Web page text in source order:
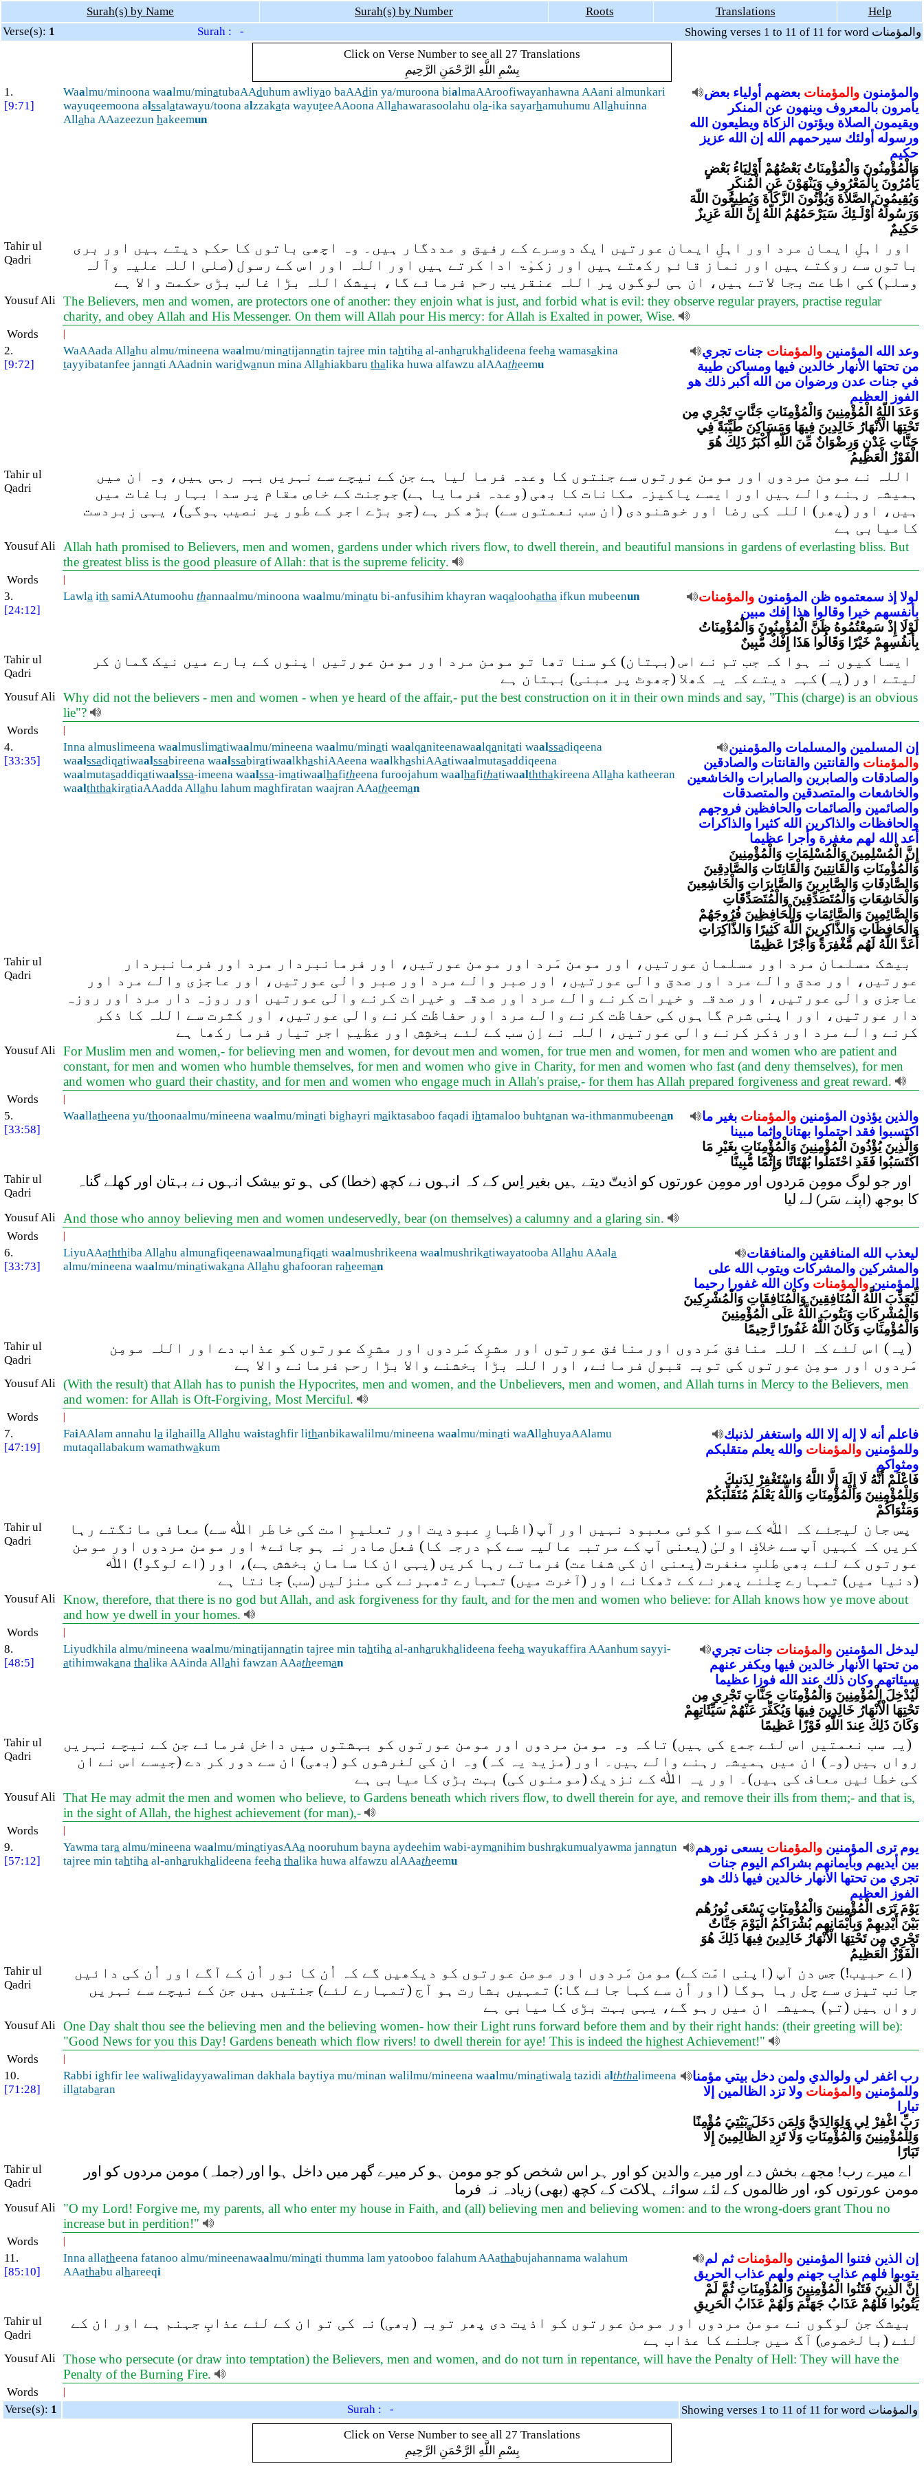
Surah(s) by Name Surah(s) by Number Roots Translations
Help
Verse(s): 1 Surah : -
Showing verses 1 to 11 of 11 for word والمؤمنات
Click on Verse Number to see all 27 Translations
بِسْمِ اللَّهِ الرَّحْمَنِ الرَّحِيمِ
1.
[9:71]
Waalmu/minoona waalmu/minatubaAAduhum awliyao baAAdin ya/muroona bialmaAAroofiwayanhawna AAani almunkari
wayuqeemoona alssalatawayu/toona alzzakata wayuteeAAoona Allahawarasoolahu ola-ika sayarhamuhumu Allahuinna
Allaha AAazeezun hakeemun
والمؤمنون والمؤمنات بعضهم أولياء بعض
يأمرون بالمعروف وينهون عن المنكر
ويقيمون الصلاة ويؤتون الزكاة ويطيعون الله
ورسوله أولئك سيرحمهم الله إن الله عزيز
حكيم
وَالْمُؤْمِنُونَ وَالْمُؤْمِنَاتُ بَعْضُهُمْ أَوْلِيَاءُ بَعْضٍ
يَأْمُرُونَ بِالْمَعْرُوفِ وَيَنْهَوْنَ عَنِ الْمُنكَرِ
وَيُقِيمُونَ الصَّلاَةَ وَيُؤْتُونَ الزَّكَاةَ وَيُطِيعُونَ اللّهَ
وَرَسُولَهُ أُوْلَـئِكَ سَيَرْحَمُهُمُ اللّهُ إِنَّ اللّهَ عَزِيزٌ
حَكِيمٌ
Tahir ul
Qadri
اور اہلِ ایمان مرد اور اہلِ ایمان عورتیں ایک دوسرے کے رفیق و مددگار ہیں۔ وہ اچھی باتوں کا حکم دیتے ہیں اور بری
باتوں سے روکتے ہیں اور نماز قائم رکھتے ہیں اور زکوٰۃ ادا کرتے ہیں اور اللہ اور اس کے رسول (صلی اللہ علیہ وآلہ
وسلم) کی اطاعت بجا لاتے ہیں، ان ہی لوگوں پر اللہ عنقریب رحم فرمائے گا، بیشک اللہ بڑا غالب بڑی حکمت والا ہے
Yousuf Ali The Believers, men and women, are protectors one of another: they enjoin what is just, and forbid what is evil: they observe regular prayers, practise regular
charity, and obey Allah and His Messenger. On them will Allah pour His mercy: for Allah is Exalted in power, Wise.
Words |
2.
[9:72]
WaAAada Allahu almu/mineena waalmu/minatijannatin tajree min tahtiha al-anharukhalideena feeha wamasakina
tayyibatanfee jannati AAadnin waridwanun mina Allahiakbaru thalika huwa alfawzu alAAatheemu
وعد الله المؤمنين والمؤمنات جنات تجري
من تحتها الأنهار خالدين فيها ومساكن طيبة
في جنات عدن ورضوان من الله أكبر ذلك هو
الفوز
العظيم
وَعَدَ اللّهُ الْمُؤْمِنِينَ وَالْمُؤْمِنَاتِ جَنَّاتٍ تَجْرِي مِن
تَحْتِهَا الْأَنْهَارُ خَالِدِينَ فِيهَا وَمَسَاكِنَ طَيِّبَةً فِي
جَنَّاتِ عَدْنٍ وَرِضْوَانٌ مِّنَ اللّهِ أَكْبَرُ ذَلِكَ هُوَ
الْفَوْزُ الْعَظِيمُ
Tahir ul
Qadri
اللہ نے مومن مردوں اور مومن عورتوں سے جنتوں کا وعدہ فرما لیا ہے جن کے نیچے سے نہریں بہہ رہی ہیں، وہ ان میں
ہمیشہ رہنے والے ہیں اور ایسے پاکیزہ مکانات کا بھی (وعدہ فرمایا ہے) جوجنت کے خاص مقام پر سدا بہار باغات میں
ہیں، اور (پھر) اللہ کی رضا اور خوشنودی (ان سب نعمتوں سے) بڑھ کر ہے (جو بڑے اجر کے طور پر نصیب ہوگی)، یہی زبردست
کامیابی ہے
Yousuf Ali
Allah hath promised to Believers, men and women, gardens under which rivers flow, to dwell therein, and beautiful mansions in gardens of everlasting bliss. But
the greatest bliss is the good pleasure of Allah: that is the supreme felicity.
Words |
3.
[24:12]
Lawla ith samiAAtumoohu thannaalmu/minoona waalmu/minatu bi-anfusihim khayran waqaloohatha ifkun mubeenun لولا إذ سمعتموه ظن المؤمنون والمؤمنات
بأنفسهم خيرا وقالوا هذا إفك مبين
لَوْلَا إِذْ سَمِعْتُمُوهُ ظَنَّ الْمُؤْمِنُونَ وَالْمُؤْمِنَاتُ
بِأَنفُسِهِمْ خَيْرًا وَقَالُوا هَذَا إِفْكٌ مُّبِينٌ
Tahir ul
Qadri
ایسا کیوں نہ ہوا کہ جب تم نے اس (بہتان) کو سنا تھا تو مومن مرد اور مومن عورتیں اپنوں کے بارے میں نیک گمان کر
لیتے اور (یہ) کہہ دیتے کہ یہ کھلا (جھوٹ پر مبنی) بہتان ہے
Yousuf Ali Why did not the believers - men and women - when ye heard of the affair,- put the best construction on it in their own minds and say, "This (charge) is an obvious
lie"?
Words |
4.
[33:35]
Inna almuslimeena waalmuslimatiwaalmu/mineena waalmu/minati waalqaniteenawaalqanitati waalssadiqeena
waalssadiqatiwaalssabireena waalssabiratiwaalkhashiAAeena waalkhashiAAatiwaalmutasaddiqeena
waalmutasaddiqatiwaalssa-imeena waalssa-imatiwaalhafitheena furoojahum waalhafithatiwaalththakireena Allaha katheeran
waalththakiratiaAAadda Allahu lahum maghfiratan waajran AAatheeman
إن المسلمين والمسلمات والمؤمنين
والمؤمنات والقانتين والقانتات والصادقين
والصادقات والصابرين والصابرات والخاشعين
والخاشعات والمتصدقين والمتصدقات
والصائمين والصائمات والحافظين فروجهم
والحافظات والذاكرين الله كثيرا
والذاكرات
أعد الله لهم مغفرة وأجرا
عظيما
إِنَّ الْمُسْلِمِينَ وَالْمُسْلِمَاتِ وَالْمُؤْمِنِينَ
وَالْمُؤْمِنَاتِ وَالْقَانِتِينَ وَالْقَانِتَاتِ وَالصَّادِقِينَ
وَالصَّادِقَاتِ وَالصَّابِرِينَ وَالصَّابِرَاتِ وَالْخَاشِعِينَ
وَالْخَاشِعَاتِ وَالْمُتَصَدِّقِينَ وَالْمُتَصَدِّقَاتِ
وَالصَّائِمِينَ وَالصَّائِمَاتِ وَالْحَافِظِينَ فُرُوجَهُمْ
وَالْحَافِظَاتِ وَالذَّاكِرِينَ اللَّهَ كَثِيرًا وَالذَّاكِرَاتِ
أَعَدَّ اللَّهُ لَهُم مَّغْفِرَةً وَأَجْرًا عَظِيمًا
Tahir ul
Qadri
بیشک مسلمان مرد اور مسلمان عورتیں، اور مومن مَرد اور مومن عورتیں، اور فرمانبردار مرد اور فرمانبردار
عورتیں، اور صدق والے مرد اور صدق والی عورتیں، اور صبر والے مرد اور صبر والی عورتیں، اور عاجزی والے مرد اور
عاجزی والی عورتیں، اور صدقہ و خیرات کرنے والے مرد اور صدقہ و خیرات کرنے والی عورتیں اور روزہ دار مرد اور روزہ
دار عورتیں، اور اپنی شرم گاہوں کی حفاظت کرنے والے مرد اور حفاظت کرنے والی عورتیں، اور کثرت سے اللہ کا ذکر
کرنے والے مرد اور ذکر کرنے والی عورتیں، اللہ نے اِن سب کے لئے بخشِش اور عظیم اجر تیار فرما رکھا ہے
Yousuf Ali For Muslim men and women,- for believing men and women, for devout men and women, for true men and women, for men and women who are patient and
constant, for men and women who humble themselves, for men and women who give in Charity, for men and women who fast (and deny themselves), for men
and women who guard their chastity, and for men and women who engage much in Allah's praise,- for them has Allah prepared forgiveness and great reward.
Words |
5.
[33:58]
Waallatheena yu/thoonaalmu/mineena waalmu/minati bighayri maiktasaboo faqadi ihtamaloo buhtanan wa-ithmanmubeenan والذين يؤذون المؤمنين والمؤمنات بغير ما
اكتسبوا فقد احتملوا بهتانا وإثما مبينا
وَالَّذِينَ يُؤْذُونَ الْمُؤْمِنِينَ وَالْمُؤْمِنَاتِ بِغَيْرِ مَا
اكْتَسَبُوا فَقَدِ احْتَمَلُوا بُهْتَانًا وَإِثْمًا مُّبِينًا
Tahir ul
Qadri
اور جو لوگ مومِن مَردوں اور مومِن عورتوں کو اذیتّ دیتے ہیں بغیر اِس کے کہ انہوں نے کچھ (خطا) کی ہو تو بیشک انہوں نے بہتان اور کھلے گناہ
کا بوجھ (اپنے سَر) لے لیا
Yousuf Ali And those who annoy believing men and women undeservedly, bear (on themselves) a calumny and a glaring sin.
Words |
6.
[33:73]
LiyuAAaththiba Allahu almunafiqeenawaalmunafiqati waalmushrikeena waalmushrikatiwayatooba Allahu AAala
almu/mineena waalmu/minatiwakana Allahu ghafooran raheeman
ليعذب الله المنافقين والمنافقات
والمشركين والمشركات ويتوب الله على
المؤمنين والمؤمنات وكان الله غفورا
رحيما
لِّيُعَذِّبَ اللَّهُ الْمُنَافِقِينَ وَالْمُنَافِقَاتِ وَالْمُشْرِكِينَ
وَالْمُشْرِكَاتِ وَيَتُوبَ اللَّهُ عَلَى الْمُؤْمِنِينَ
وَالْمُؤْمِنَاتِ وَكَانَ اللَّهُ غَفُورًا رَّحِيمًا
Tahir ul
Qadri
(یہ) اس لئے کہ اللہ منافق مَردوں اورمنافق عورتوں اور مشرِک مَردوں اور مشرِک عورتوں کو عذاب دے اور اللہ مومِن
مَردوں اور مومِن عورتوں کی توبہ قبول فرمائے، اور اللہ بڑا بخشنے والا بڑا رحم فرمانے والا ہے
Yousuf Ali (With the result) that Allah has to punish the Hypocrites, men and women, and the Unbelievers, men and women, and Allah turns in Mercy to the Believers, men
and women: for Allah is Oft-Forgiving, Most Merciful.
Words |
7.
[47:19]
FaiAAlam annahu la ilahaillaAllahu waistaghfir lithanbikawalilmu/mineena waalmu/minati waAllahuyaAAlamu
mutaqallabakum wamathwakum
فاعلم أنه لا إله إلا الله واستغفر لذنبك
وللمؤمنين والمؤمنات والله يعلم متقلبكم
ومثواكم
فَاعْلَمْ أَنَّهُ لَا إِلَهَ إِلَّا اللَّهُ وَاسْتَغْفِرْ لِذَنبِكَ
وَلِلْمُؤْمِنِينَ وَالْمُؤْمِنَاتِ وَاللَّهُ يَعْلَمُ مُتَقَلَّبَكُمْ
وَمَثْوَاكُمْ
Tahir ul
Qadri
پس جان لیجئے کہ اﷲ کے سوا کوئی معبود نہیں اور آپ (اظہارِ عبودیت اور تعلیمِ امت کی خاطر اﷲ سے) معافی مانگتے رہا
کریں کہ کہیں آپ سے خلافِ اولیٰ (یعنی آپ کے مرتبہ عالیہ سے کم درجہ کا) فعل صادر نہ ہو جائے٭ اور مومن مردوں اور مومن
عورتوں کے لئے بھی طلبِ مغفرت (یعنی ان کی شفاعت) فرماتے رہا کریں (یہی ان کا سامانِ بخشش ہے)، اور (اے لوگو!) اﷲ
(دنیا میں) تمہارے چلنے پھرنے کے ٹھکانے اور (آخرت میں) تمہارے ٹھہرنے کی منزلیں (سب) جانتا ہے
Yousuf Ali Know, therefore, that there is no god but Allah, and ask forgiveness for thy fault, and for the men and women who believe: for Allah knows how ye move about
and how ye dwell in your homes.
Words |
8.
[48:5]
Liyudkhila almu/mineena waalmu/minatijannatin tajree min tahtiha al-anharukhalideena feeha wayukaffira AAanhum sayyi-
atihimwakana thalika AAinda Allahi fawzan AAatheeman
ليدخل المؤمنين والمؤمنات جنات تجري
من تحتها الأنهار خالدين فيها ويكفر عنهم
سيئاتهم وكان ذلك عند الله فوزا
عظيما
لِّيُدْخِلَ الْمُؤْمِنِينَ وَالْمُؤْمِنَاتِ جَنَّاتٍ تَجْرِي مِن
تَحْتِهَا الْأَنْهَارُ خَالِدِينَ فِيهَا وَيُكَفِّرَ عَنْهُمْ سَيِّئَاتِهِمْ
وَكَانَ ذَلِكَ عِندَ اللَّهِ فَوْزًا عَظِيمًا
Tahir ul
Qadri
(یہ سب نعمتیں اس لئے جمع کی ہیں) تاکہ وہ مومن مردوں اور مومن عورتوں کو بہشتوں میں داخل فرمائے جن کے نیچے نہریں
رواں ہیں (وہ) ان میں ہمیشہ رہنے والے ہیں۔ اور (مزید یہ کہ) وہ ان کی لغرشوں کو (بھی) ان سے دور کر دے (جیسے اس نے ان
کی خطائیں معاف کی ہیں)۔ اور یہ اﷲ کے نزدیک (مومنوں کی) بہت بڑی کامیابی ہے
Yousuf Ali That He may admit the men and women who believe, to Gardens beneath which rivers flow, to dwell therein for aye, and remove their ills from them;- and that is,
in the sight of Allah, the highest achievement (for man),-
Words |
9.
[57:12]
Yawma tara almu/mineena waalmu/minatiyasAAa nooruhum bayna aydeehim wabi-aymanihim bushrakumualyawma jannatun
tajree min tahtiha al-anharukhalideena feeha thalika huwa alfawzu alAAatheemu
يوم ترى المؤمنين والمؤمنات يسعى نورهم
بين أيديهم وبأيمانهم بشراكم اليوم جنات
تجري من تحتها الأنهار خالدين فيها ذلك هو
الفوز
العظيم
يَوْمَ تَرَى الْمُؤْمِنِينَ وَالْمُؤْمِنَاتِ يَسْعَى نُورُهُم
بَيْنَ أَيْدِيهِمْ وَبِأَيْمَانِهِم بُشْرَاكُمُ الْيَوْمَ جَنَّاتٌ
تَجْرِي مِن تَحْتِهَا الْأَنْهَارُ خَالِدِينَ فِيهَا ذَلِكَ هُوَ
الْفَوْزُ الْعَظِيمُ
Tahir ul
Qadri
(اے حبیب!) جس دن آپ (اپنی امّت کے) مومن مَردوں اور مومن عورتوں کو دیکھیں گے کہ اُن کا نور اُن کے آگے اور اُن کی دائیں
جانب تیزی سے چل رہا ہوگا (اور اُن سے کہا جائے گا:) تمہیں بشارت ہو آج (تمہارے لئے) جنتیں ہیں جن کے نیچے سے نہریں
رواں ہیں (تم) ہمیشہ ان میں رہو گے، یہی بہت بڑی کامیابی ہے
Yousuf Ali One Day shalt thou see the believing men and the believing women- how their Light runs forward before them and by their right hands: (their greeting will be):
"Good News for you this Day! Gardens beneath which flow rivers! to dwell therein for aye! This is indeed the highest Achievement!"
Words |
10.
[71:28]
Rabbi ighfir lee waliwalidayyawaliman dakhala baytiya mu/minan walilmu/mineena waalmu/minatiwala tazidi alththalimeena
illatabaran
رب اغفر لي ولوالدي ولمن دخل بيتي مؤمنا
وللمؤمنين والمؤمنات ولا تزد الظالمين إلا
تبارا
رَبِّ اغْفِرْ لِي وَلِوَالِدَيَّ وَلِمَن دَخَلَ بَيْتِيَ مُؤْمِنًا
وَلِلْمُؤْمِنِينَ وَالْمُؤْمِنَاتِ وَلَا تَزِدِ الظَّالِمِينَ إِلَّا
تَبَارًا
Tahir ul
Qadri
اے میرے رب! مجھے بخش دے اور میرے والدین کو اور ہر اس شخص کو جو مومن ہو کر میرے گھر میں داخل ہوا اور (جملہ) مومن مردوں کو اور
مومن عورتوں کو، اور ظالموں کے لئے سوائے ہلاکت کے کچھ (بھی) زیادہ نہ فرما
Yousuf Ali
"O my Lord! Forgive me, my parents, all who enter my house in Faith, and (all) believing men and believing women: and to the wrong-doers grant Thou no
increase but in perdition!"
Words |
11.
[85:10]
Inna allatheena fatanoo almu/mineenawaalmu/minati thumma lam yatooboo falahum AAathabujahannama walahum
AAathabu alhareeqi
إن الذين فتنوا المؤمنين والمؤمنات ثم لم
يتوبوا فلهم عذاب جهنم ولهم عذاب الحريق
إِنَّ الَّذِينَ فَتَنُوا الْمُؤْمِنِينَ وَالْمُؤْمِنَاتِ ثُمَّ لَمْ
يَتُوبُوا فَلَهُمْ عَذَابُ جَهَنَّمَ وَلَهُمْ عَذَابُ الْحَرِيقِ
Tahir ul
Qadri
بیشک جن لوگوں نے مومن مردوں اور مومن عورتوں کو اذیت دی پھر توبہ (بھی) نہ کی تو ان کے لئے عذابِ جہنم ہے اور ان کے
لئے (بالخصوص) آگ میں جلنے کا عذاب ہے
Yousuf Ali Those who persecute (or draw into temptation) the Believers, men and women, and do not turn in repentance, will have the Penalty of Hell: They will have the
Penalty of the Burning Fire.
Words |
Verse(s): 1 Surah : -
Showing verses 1 to 11 of 11 for word والمؤمنات
Click on Verse Number to see all 27 Translations
بِسْمِ اللَّهِ الرَّحْمَنِ الرَّحِيمِ